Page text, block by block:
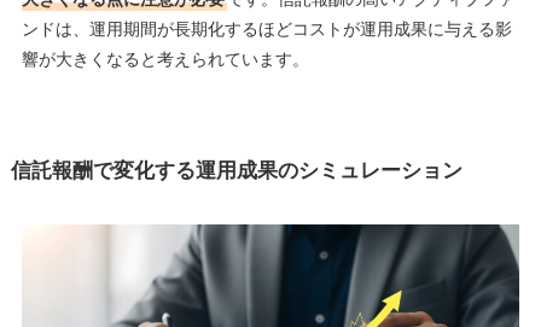
ンドは、運用期間が長期化するほどコストが運用成果に与える影
響が大きくなると考えられています。
信託報酬で変化する運用成果のシミュレーション